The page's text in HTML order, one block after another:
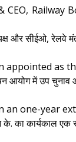
CEO,
और सीईओ, रेलवे
appointed as
आयोग में उप
an one-year
के. का कार्यकाल